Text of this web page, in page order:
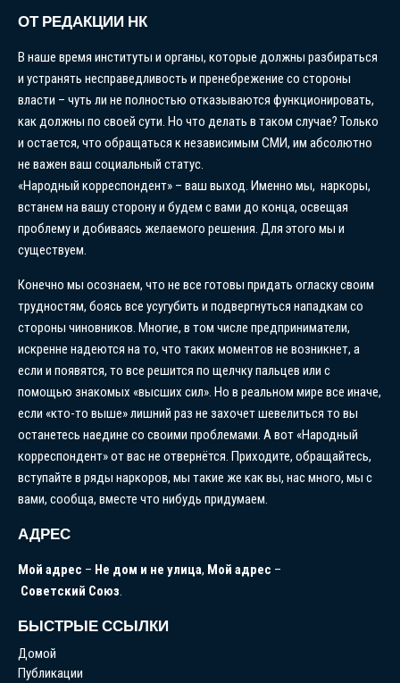
ОТ РЕДАКЦИИ НК
В наше время институты и органы, которые должны разбираться
и устранять несправедливость и пренебрежение со стороны
власти – чуть ли не полностью отказываются функционировать,
как должны по своей сути. Но что делать в таком случае? Только
и остается, что обращаться к независимым СМИ, им абсолютно
не важен ваш социальный статус.
«Народный корреспондент» – ваш выход. Именно мы, наркоры,
встанем на вашу сторону и будем с вами до конца, освещая
проблему и добиваясь желаемого решения. Для этого мы и
существуем.
Конечно мы осознаем, что не все готовы придать огласку своим
трудностям, боясь все усугубить и подвергнуться нападкам со
стороны чиновников. Многие, в том числе предприниматели,
искренне надеются на то, что таких моментов не возникнет, а
если и появятся, то все решится по щелчку пальцев или с
помощью знакомых «высших сил». Но в реальном мире все иначе,
если «кто-то выше» лишний раз не захочет шевелиться то вы
останетесь наедине со своими проблемами. А вот «Народный
корреспондент» от вас не отвернётся. Приходите, обращайтесь,
вступайте в ряды наркоров, мы такие же как вы, нас много, мы с
вами, сообща, вместе что нибудь придумаем.
АДРЕС
Мой адрес – Не дом и не улица, Мой адрес –
Советский Союз
БЫСТРЫЕ ССЫЛКИ
Домой
Публикации